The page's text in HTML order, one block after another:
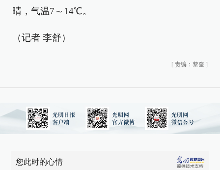
晴，气温7～14℃。
（记者 李舒）
[ 责编：黎奎 ]
您此时的心情